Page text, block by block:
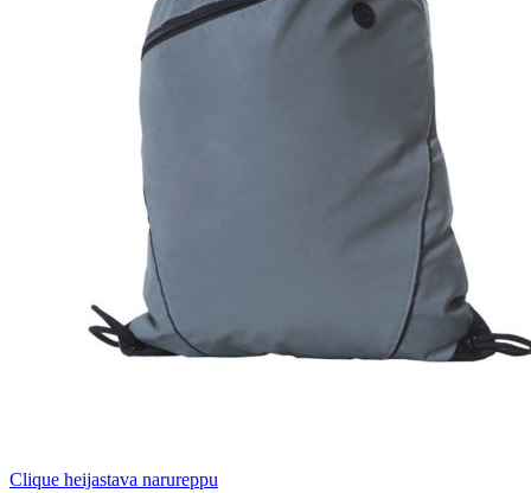
Clique heijastava narureppu